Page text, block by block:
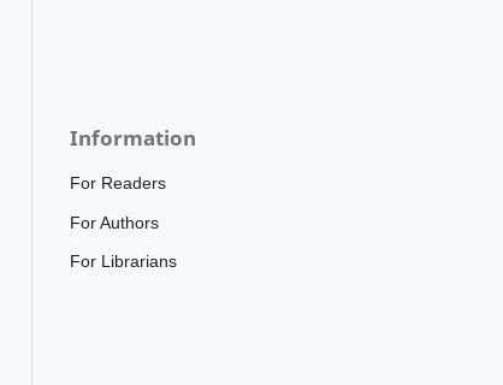
Information
For Readers
For Authors
For Librarians